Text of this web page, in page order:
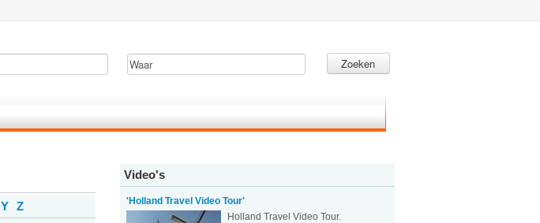
Zoeken
Y Z
Video's
'Holland Travel Video Tour'
Holland Travel Video Tour.